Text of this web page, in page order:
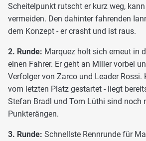
Scheitelpunkt rutscht er kurz weg,
vermeiden. Den dahinter fahrenden
dem Konzept - er crasht und ist raus.
2. Runde: Marquez holt sich erneut in
einen Fahrer. Er geht an Miller vorbei
Verfolger von Zarco und Leader Rossi.
vom letzten Platz gestartet - liegt
Stefan Bradl und Tom Lüthi sind noch
Punkterängen.
3. Runde: Schnellste Rennrunde für